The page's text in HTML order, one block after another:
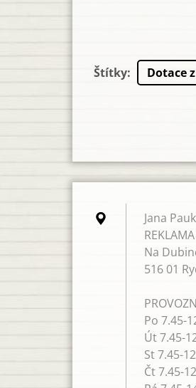
Štítky: Dotace
Jana
Na
516 01
Po 7.45-
Út 7.45-
St 7.45-
Čt 7.45-